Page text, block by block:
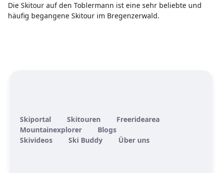
Die Skitour auf den Toblermann ist eine sehr beliebte und
häufig begangene Skitour im Bregenzerwald.
Skiportal Skitouren
Freeridearea
Mountainexplorer
Blogs
Skivideos
Ski Buddy Über uns